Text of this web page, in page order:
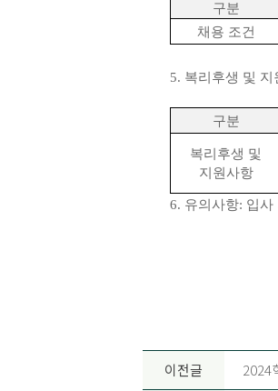
구분
채용 조건
5. 복리후생 및 지
구분
복리후생 및
지원사항
6. 유의사항: 입사
이전글 2024